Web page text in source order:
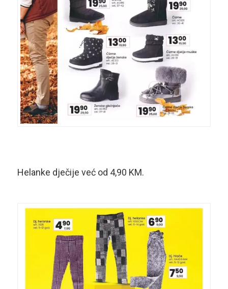
Helanke dječije već od 4,90 KM.